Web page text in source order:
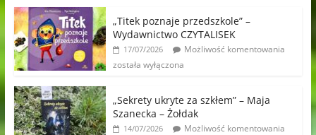
„Titek poznaje przedszkole” –
Wydawnictwo CZYTALISEK
17/07/2026
Możliwość komentowania
została wyłączona
„Sekrety ukryte za szkłem” – Maja
Szanecka – Żołdak
14/07/2026
Możliwość komentowania